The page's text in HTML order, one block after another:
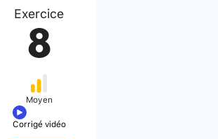
Exercice
8
Moyen
Corrigé vidéo